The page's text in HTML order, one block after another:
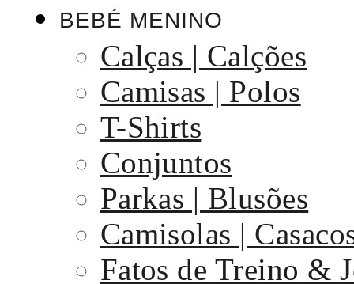
BEBÉ MENINO
Calças | Calções
Camisas | Polos
T-Shirts
Conjuntos
Parkas | Blusões
Camisolas |
Fatos de Treino &